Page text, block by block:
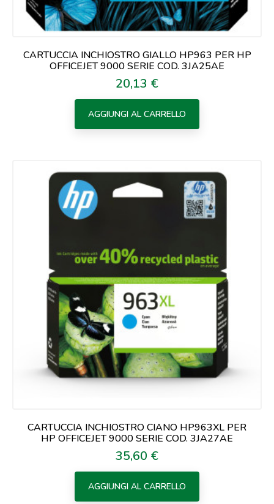
CARTUCCIA INCHIOSTRO GIALLO HP963 PER HP
OFFICEJET 9000 SERIE COD. 3JA25AE
Prezzo
20,13 €
AGGIUNGI AL CARRELLO
CARTUCCIA INCHIOSTRO CIANO HP963XL PER
HP OFFICEJET 9000 SERIE COD. 3JA27AE
Prezzo
35,60 €
AGGIUNGI AL CARRELLO